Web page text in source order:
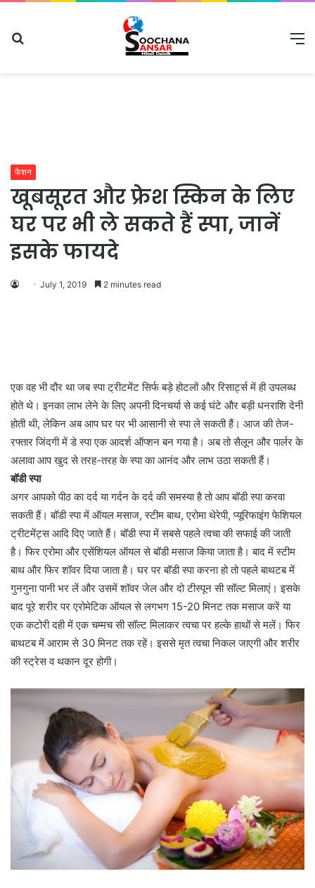
फैशन
खूबसूरत और फ्रेश स्किन के लिए
घर पर भी ले सकते हैं स्पा, जानें
इसके फायदे
July 1, 2019 2 minutes read
एक वह भी दौर था जब स्पा ट्रीटमेंट सिर्फ बड़े होटलों और रिसा‌र्ट्स में ही उपलब्ध
होते थे। इनका लाभ लेने के लिए अपनी दिनचर्या से कई घंटे और बड़ी धनराशि देनी
होती थी, लेकिन अब आप घर पर भी आसानी से स्पा ले सकती हैं। आज की तेज-
रफ्तार जिंदगी में डे स्पा एक आदर्श ऑप्शन बन गया है। अब तो सैलून और पार्लर के
अलावा आप खुद से तरह-तरह के स्पा का आनंद और लाभ उठा सकती हैं।
बॉडी स्पा
अगर आपको पीठ का दर्द या गर्दन के दर्द की समस्या है तो आप बॉडी स्पा करवा
सकती हैं। बॉडी स्पा में ऑयल मसाज, स्टीम बाथ, एरोमा थेरेपी, प्यूरिफाइंग फेशियल
ट्रीटमेंट्स आदि दिए जाते हैं। बॉडी स्पा में सबसे पहले त्वचा की सफाई की जाती
है। फिर एरोमा और एसेंशियल ऑयल से बॉडी मसाज किया जाता है। बाद में स्टीम
बाथ और फिर शॉवर दिया जाता है। घर पर बॉडी स्पा करना हो तो पहले बाथटब में
गुनगुना पानी भर लें और उसमें शॉवर जेल और दो टीस्पून सी सॉल्ट मिलाएं। इसके
बाद पूरे शरीर पर एरोमेटिक ऑयल से लगभग 15-20 मिनट तक मसाज करें या
एक कटोरी दही में एक चम्मच सी सॉल्ट मिलाकर त्वचा पर हल्के हाथों से मलें। फिर
बाथटब में आराम से 30 मिनट तक रहें। इससे मृत त्वचा निकल जाएगी और शरीर
की स्ट्रेस व थकान दूर होगी।